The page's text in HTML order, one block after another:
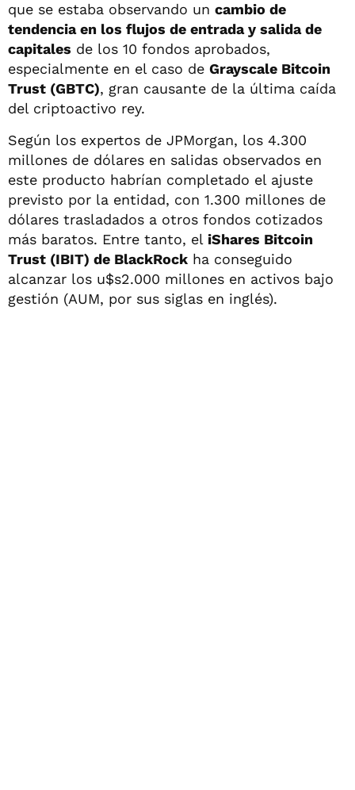
que se estaba observando un cambio de
tendencia en los flujos de entrada y salida de
capitales de los 10 fondos aprobados,
especialmente en el caso de Grayscale Bitcoin
Trust (GBTC), gran causante de la última caída
del criptoactivo rey.
Según los expertos de JPMorgan, los 4.300
millones de dólares en salidas observados en
este producto habrían completado el ajuste
previsto por la entidad, con 1.300 millones de
dólares trasladados a otros fondos cotizados
más baratos. Entre tanto, el iShares Bitcoin
Trust (IBIT) de BlackRock ha conseguido
alcanzar los u$s2.000 millones en activos bajo
gestión (AUM, por sus siglas en inglés).